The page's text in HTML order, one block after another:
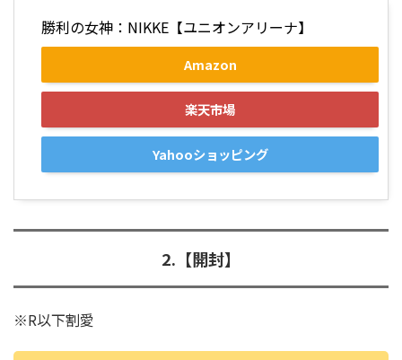
勝利の女神：NIKKE【ユニオンアリーナ】
Amazon
楽天市場
Yahooショッピング
2.【開封】
※R以下割愛